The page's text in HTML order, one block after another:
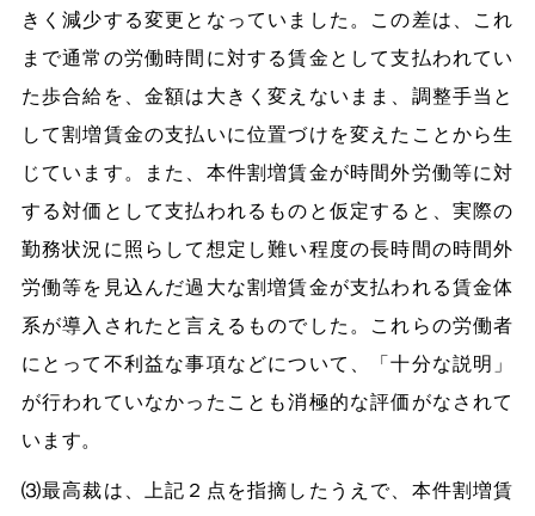
きく減少する変更となっていました。この差は、これ
まで通常の労働時間に対する賃金として支払われてい
た歩合給を、金額は大きく変えないまま、調整手当と
して割増賃金の支払いに位置づけを変えたことから生
じています。また、本件割増賃金が時間外労働等に対
する対価として支払われるものと仮定すると、実際の
勤務状況に照らして想定し難い程度の長時間の時間外
労働等を見込んだ過大な割増賃金が支払われる賃金体
系が導入されたと言えるものでした。これらの労働者
にとって不利益な事項などについて、「十分な説明」
が行われていなかったことも消極的な評価がなされて
います。
⑶最高裁は、上記２点を指摘したうえで、本件割増賃